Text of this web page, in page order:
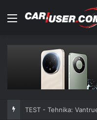
Meni
TEST - Tehnika: